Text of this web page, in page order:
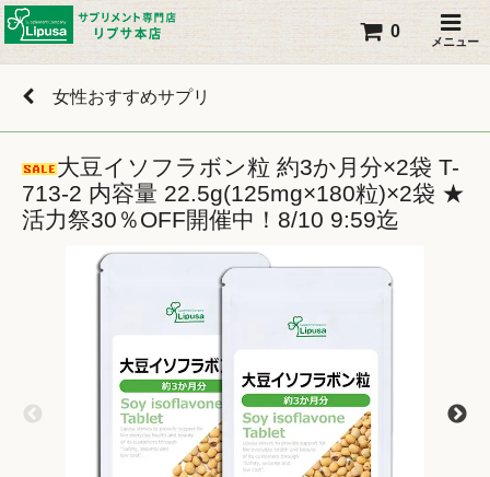
メニュー
0
女性おすすめサプリ
大豆イソフラボン粒 約3か月分×2袋 T-
713-2 内容量 22.5g(125mg×180粒)×2袋 ★
活力祭30％OFF開催中！8/10 9:59迄